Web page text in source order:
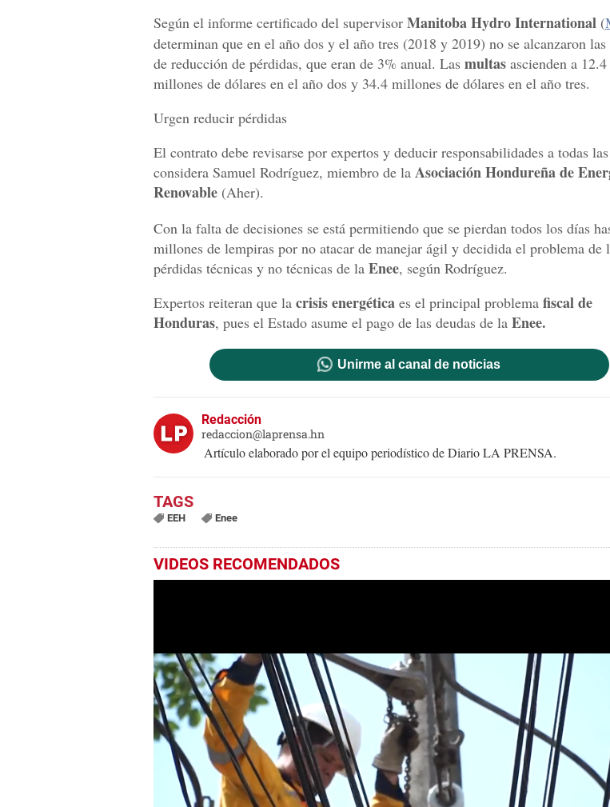
Según el informe certificado del supervisor Manitoba Hydro International (
determinan que en el año dos y el año tres (2018 y 2019) no se alcanzaron las
de reducción de pérdidas, que eran de 3% anual. Las multas ascienden a 12.4
millones de dólares en el año dos y 34.4 millones de dólares en el año tres.
Urgen reducir pérdidas
El contrato debe revisarse por expertos y deducir responsabilidades a todas
considera Samuel Rodríguez, miembro de la Asociación Hondureña de
Renovable (Aher).
Con la falta de decisiones se está permitiendo que se pierdan todos los días
millones de lempiras por no atacar de manejar ágil y decidida el problema de
pérdidas técnicas y no técnicas de la Enee, según Rodríguez.
Expertos reiteran que la crisis energética es el principal problema fiscal de
Honduras, pues el Estado asume el pago de las deudas de la Enee.
Unirme al canal de noticias
Redacción
redaccion@laprensa.hn
Artículo elaborado por el equipo periodístico de Diario LA PRENSA.
EEH Enee
VIDEOS RECOMENDADOS